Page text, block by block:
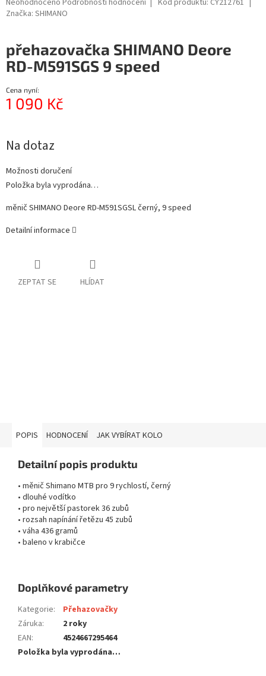
hodnocení
0,0
z
5
Neohodnoceno Podrobnosti hodnocení Kód produktu: CY212761
Značka: SHIMANO
přehazovačka SHIMANO Deore
RD-M591SGS 9 speed
Cena nyní:
1 090 Kč
Na dotaz
Možnosti doručení
Položka byla vyprodána…
měnič SHIMANO Deore RD-M591SGSL černý, 9 speed
Detailní informace
ZEPTAT SE HLÍDAT
POPIS HODNOCENÍ JAK VYBÍRAT KOLO
Detailní popis produktu
• měnič Shimano MTB pro 9 rychlostí, černý
• dlouhé vodítko
• pro největší pastorek 36 zubů
• rozsah napínání řetězu 45 zubů
• váha 436 gramů
• baleno v krabičce
Doplňkové parametry
Kategorie:
Přehazovačky
Záruka:
2 roky
EAN:
4524667295464
Položka byla vyprodána…